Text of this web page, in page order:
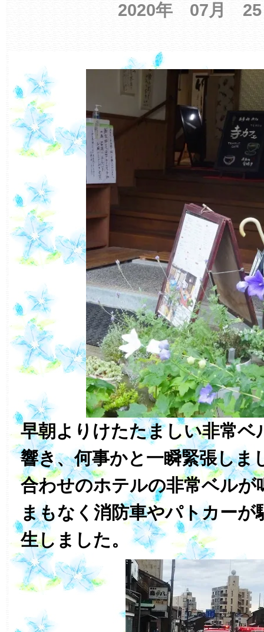
2020年 07月
早朝よりけたたましい非常ベ
響き、何事かと一瞬緊張しま
合わせのホテルの非常ベルが
まもなく消防車やパトカーが
生しました。